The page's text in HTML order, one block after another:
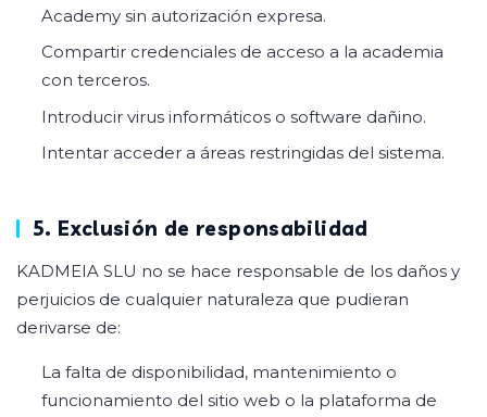
Academy sin autorización expresa.
Compartir credenciales de acceso a la academia
con terceros.
Introducir virus informáticos o software dañino.
Intentar acceder a áreas restringidas del sistema.
5. Exclusión de responsabilidad
KADMEIA SLU no se hace responsable de los daños y
perjuicios de cualquier naturaleza que pudieran
derivarse de:
La falta de disponibilidad, mantenimiento o
funcionamiento del sitio web o la plataforma de